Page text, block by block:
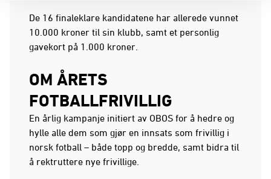
De 16 finaleklare kandidatene har allerede vunnet
10.000 kroner til sin klubb, samt et personlig
gavekort på 1.000 kroner.
OM ÅRETS
FOTBALLFRIVILLIG
En årlig kampanje initiert av OBOS for å hedre og
hylle alle dem som gjør en innsats som frivillig i
norsk fotball – både topp og bredde, samt bidra til
å rektruttere nye frivillige.